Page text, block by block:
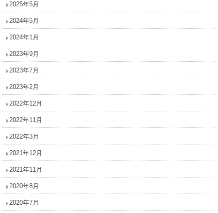
2025年5月
2024年5月
2024年1月
2023年9月
2023年7月
2023年2月
2022年12月
2022年11月
2022年3月
2021年12月
2021年11月
2020年8月
2020年7月